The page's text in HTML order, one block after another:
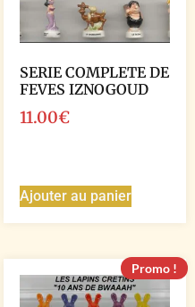
SERIE COMPLETE DE
FEVES IZNOGOUD
11.00€
Ajouter au panier
Promo !